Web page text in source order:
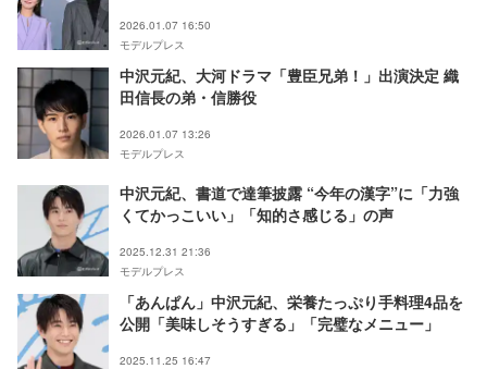
2026.01.07 16:50
モデルプレス
中沢元紀、大河ドラマ「豊臣兄弟！」出演決定 織
田信長の弟・信勝役
2026.01.07 13:26
モデルプレス
中沢元紀、書道で達筆披露 “今年の漢字”に「力強
くてかっこいい」「知的さ感じる」の声
2025.12.31 21:36
モデルプレス
「あんぱん」中沢元紀、栄養たっぷり手料理4品を
公開「美味しそうすぎる」「完璧なメニュー」
2025.11.25 16:47